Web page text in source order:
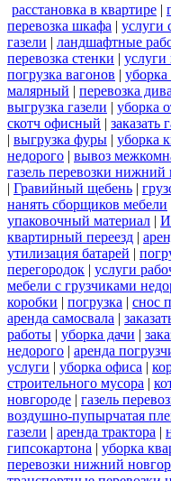
расстановка в квартире |
перевозка шкафа | услуги
газели | ландшафтные
перевозка стенки | услуги
погрузка вагонов | уборка
малярный | перевозка
выгрузка газели | уборка
скотч офисный | заказать
| выгрузка фуры | уборка
недорого | вывоз
газель перевозки нижний
| Гравийный щебень |
нанять сборщиков мебели
упаковочный материал |
квартирный переезд |
утилизация батарей |
перегородок | услуги
мебели с грузчиками
коробки | погрузка | снос
аренда самосвала |
работы | уборка дачи |
недорого | аренда
услуги | уборка офиса |
строительного мусора |
новгороде | газель
воздушно-пупырчатая
газели | аренда трактора |
гипсокартона | уборка
перевозки нижний